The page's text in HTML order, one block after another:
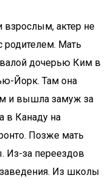
взрослым, актер не
родителем. Мать
дочерью Ким в
Йорк. Там она
и вышла замуж за
в Канаду на
Позже мать
Из-за переездов
Из школы